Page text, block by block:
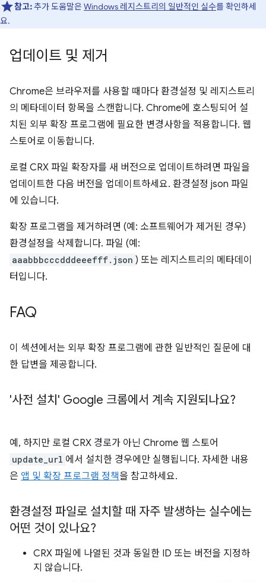
참고:추가 도움말은Windows 레지스트리의 일반적인 실수를 확인하세
요.
업데이트 및 제거
Chrome은 브라우저를 사용할 때마다 환경설정 및 레지스트리
의 메타데이터 항목을 스캔합니다. Chrome에 호스팅되어 설
치된 외부 확장 프로그램에 필요한 변경사항을 적용합니다. 웹
스토어로 이동합니다.
로컬 CRX 파일 확장자를 새 버전으로 업데이트하려면 파일을
업데이트한 다음 버전을 업데이트하세요. 환경설정 json 파일
에 있습니다.
확장 프로그램을 제거하려면 (예: 소프트웨어가 제거된 경우)
환경설정을 삭제합니다. 파일 (예:
aaabbbcccdddeeefff.json ) 또는 레지스트리의 메타데이
터입니다.
FAQ
이 섹션에서는 외부 확장 프로그램에 관한 일반적인 질문에 대
한 답변을 제공합니다.
'사전 설치' Google 크롬에서 계속 지원되나요?
예, 하지만 로컬 CRX 경로가 아닌 Chrome 웹 스토어
update_url 에서 설치한 경우에만 실행됩니다. 자세한 내용
은 앱 및 확장 프로그램 정책 을 참고하세요.
환경설정 파일로 설치할 때 자주 발생하는 실수에는
어떤 것이 있나요?
CRX 파일에 나열된 것과 동일한 ID 또는 버전을 지정하
지 않습니다.